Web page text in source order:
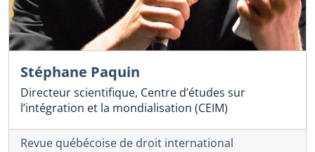
Stéphane Paquin
Directeur scientifique, Centre d’études sur
l’intégration et la mondialisation (CEIM)
Revue québécoise de droit international